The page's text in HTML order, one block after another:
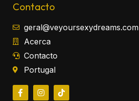
Contacto
geral@veyoursexydreams.com
Acerca
Contacto
Portugal